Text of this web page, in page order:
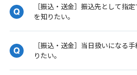
［振込・送金］振込先として指
を知りたい。
［振込・送金］当日扱いになる
りたい。